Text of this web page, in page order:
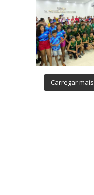
Carregar mais